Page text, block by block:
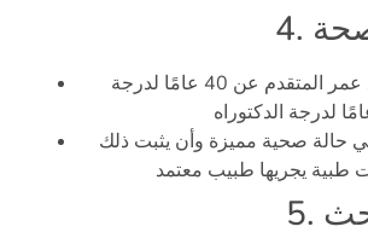
يجب ألا يزيد عمر المتقدم عن 40 عامًا لدرجة
حالة صحية مميزة وأن يثبت ذلك